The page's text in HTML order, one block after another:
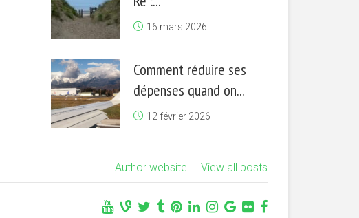
16 mars 2026
Comment réduire ses
dépenses quand on...
12 février 2026
View all posts
Author website